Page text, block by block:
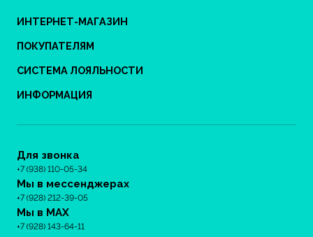
ИНТЕРНЕТ-МАГАЗИН
ПОКУПАТЕЛЯМ
СИСТЕМА ЛОЯЛЬНОСТИ
ИНФОРМАЦИЯ
Для звонка
+7 (938) 110-05-34
Мы в мессенджерах
+7 (928) 212-39-05
Мы в MAX
+7 (928) 143-64-11